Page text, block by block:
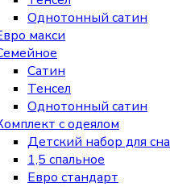
Однотонный сатин
макси
Сатин
Тенсел
Однотонный сатин
с одеялом
Детский набор для сна
1,5 спальное
Евро стандарт